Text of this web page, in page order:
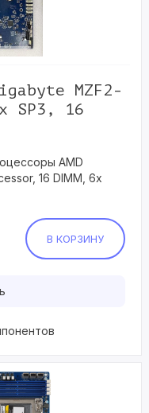
MZF2-
SP3, 16
AMD
16 DIMM, 6x
В КОРЗИНУ